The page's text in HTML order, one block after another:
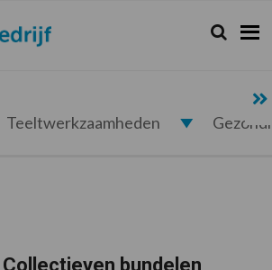
Zoeken...
Zoek
Teeltwerkzaamheden
bundelen